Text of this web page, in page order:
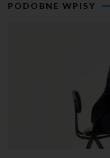
PODOBNE WPISY